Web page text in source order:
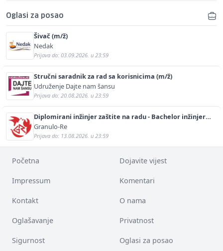
Oglasi za posao
Šivač (m/ž)
Nedak
Prijava do: 03.09.2026. u 23:59
Stručni saradnik za rad sa korisnicima (m/ž)
Udruženje Dajte nam šansu
Prijava do: 20.08.2026. u 23:59
Diplomirani inžinjer zaštite na radu - Bachelor inžinjer
sigurnosti i pomoći (m/ž)
Granulo-Re
Prijava do: 13.08.2026. u 23:59
Početna Dojavite vijest
Impressum Komentari
Kontakt O nama
Oglašavanje Privatnost
Sigurnost Oglasi za posao